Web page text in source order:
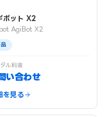
ボット X2
AgiBot X2
タル料金
い合わせ
を見る